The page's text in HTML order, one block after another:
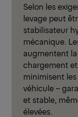
Selon les
levage peut
stabilisateur
mécanique.
augmentent
chargement
minimisent
véhicule –
et stable,
élevées.